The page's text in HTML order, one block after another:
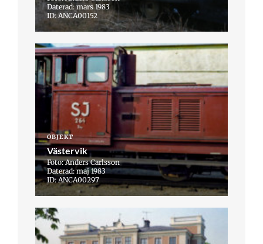
Daterad: mars 1983
ID: ANCA00152
OBJEKT
Västervik
Foto: Anders Carlsson
Daterad: maj 1983
ID: ANCA00297